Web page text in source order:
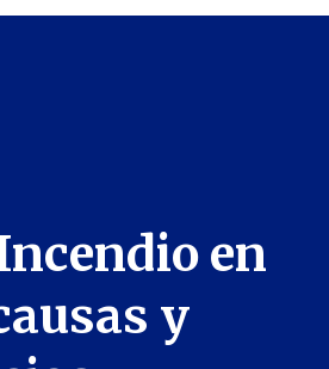
en
y